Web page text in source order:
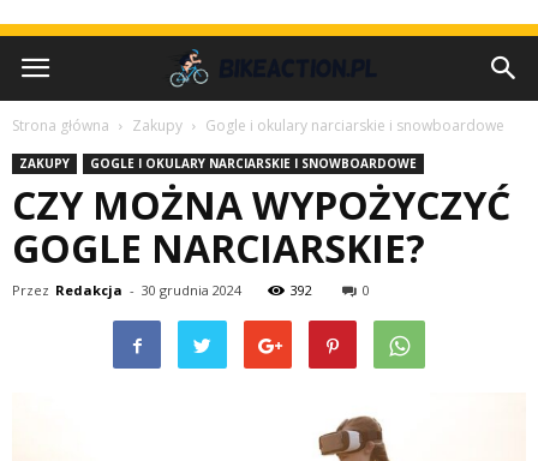
Strona główna Zakupy Gogle i okulary narciarskie i snowboardowe
ZAKUPY GOGLE I OKULARY NARCIARSKIE I SNOWBOARDOWE
CZY MOŻNA WYPOŻYCZYĆ
GOGLE NARCIARSKIE?
Przez Redakcja - 30 grudnia 2024 392 0